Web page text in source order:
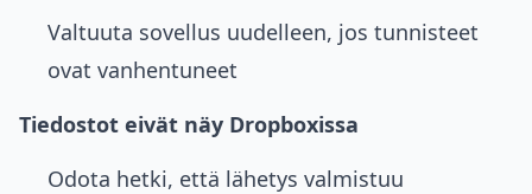
Valtuuta sovellus uudelleen, jos tunnisteet
ovat vanhentuneet
Tiedostot eivät näy Dropboxissa
Odota hetki, että lähetys valmistuu